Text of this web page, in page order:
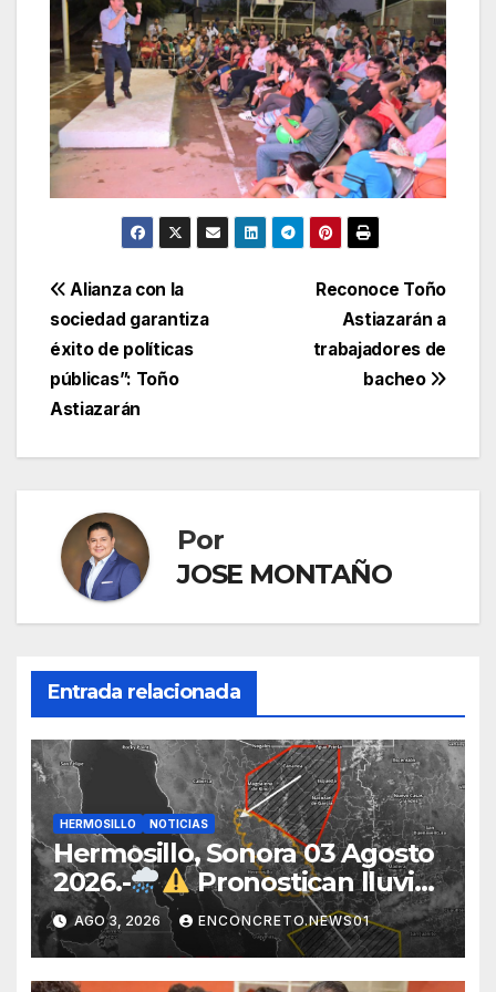
Navegación
de
entradas
Reconoce Toño
Astiazarán a
trabajadores de
bacheo
Alianza con la
sociedad garantiza
éxito de políticas
públicas”: Toño
Astiazarán
Por
JOSE MONTAÑO
Entrada relacionada
HERMOSILLO NOTICIAS
Hermosillo, Sonora 03 Agosto
2026.-
Pronostican lluvias
para Hermosillo esta noche;
norte de Sonora registra
mayor potencial de
AGO 3, 2026 ENCONCRETO.NEWS01